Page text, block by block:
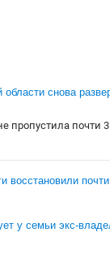
области снова
пропустила почти
восстановили
у семьи экс-